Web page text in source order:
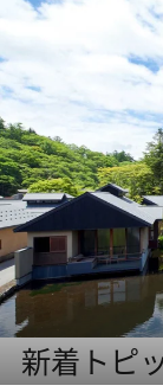
新着トピ